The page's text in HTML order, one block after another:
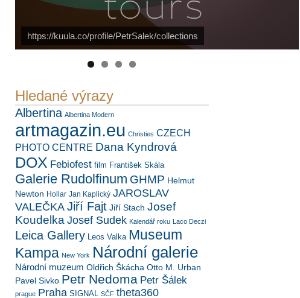
https://kuula.co/profile/PetrSalek/collections
Náš mediální partnerFotoVideo.cz
Hledané výrazy
Albertina Albertina Modern
artmagazin.eu Christies CZECH
PHOTO CENTRE Dana Kyndrová
DOX Febiofest film František Skála
Galerie Rudolfinum GHMP Helmut
Newton Hollar Jan Kaplický JAROSLAV
VALEČKA Jiří Fajt Jiří Stach Josef
Koudelka Josef Sudek Kalendář roku Laco Deczi
Leica Gallery Leos Valka Museum
Kampa New York Národní galerie
Národní muzeum Oldřich Škácha Otto M. Urban
Pavel Sivko Petr Nedoma Petr Šálek
prague Praha SIGNAL SČF theta360